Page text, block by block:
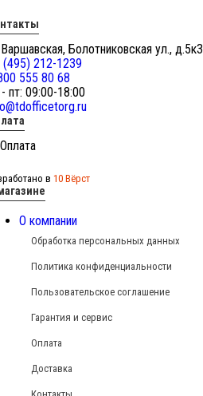
Болотниковская ул., д.5к3
(495) 212-1239
555 80 68
пт: 09:00-18:00
в 10 Вёрст
О компании
Обработка персональных данных
Политика конфиденциальности
Пользовательское соглашение
Гарантия и сервис
Оплата
Доставка